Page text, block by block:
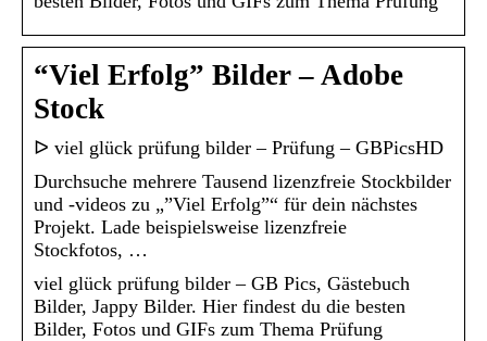
“Viel Erfolg” Bilder – Adobe
Stock
ᐅ viel glück prüfung bilder – Prüfung – GBPicsHD
Durchsuche mehrere Tausend lizenzfreie Stockbilder
und -videos zu „”Viel Erfolg”“ für dein nächstes
Projekt. Lade beispielsweise lizenzfreie
Stockfotos, …
viel glück prüfung bilder – GB Pics, Gästebuch
Bilder, Jappy Bilder. Hier findest du die besten
Bilder, Fotos und GIFs zum Thema Prüfung